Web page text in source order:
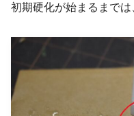
初期硬化が始まるまでは